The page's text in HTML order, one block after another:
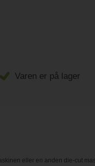
Varen er på lager
eller en anden die-cut